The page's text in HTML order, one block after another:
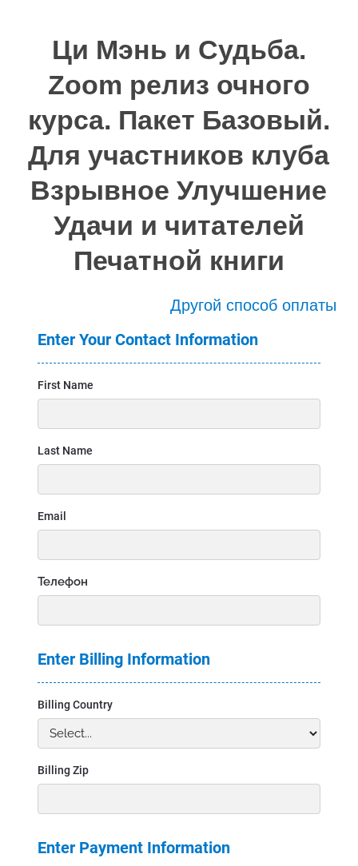
Ци Мэнь и Судьба.
Zoom релиз очного
курса. Пакет Базовый.
Для участников клуба
Взрывное Улучшение
Удачи и читателей
Печатной книги
Другой способ оплаты